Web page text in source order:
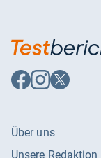
Auf
Facebook
Auf
Instagram
Auf
X
Über uns
Unsere Redaktion